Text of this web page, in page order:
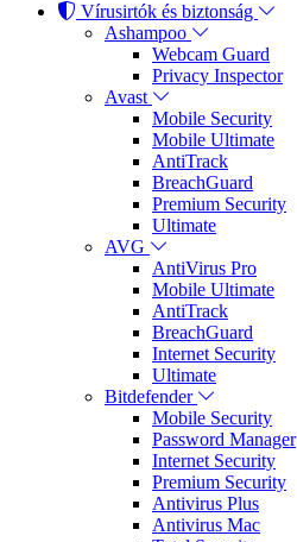
Vírusirtók és biztonság
Ashampoo
Webcam Guard
Privacy Inspector
Avast
Mobile Security
Mobile Ultimate
AntiTrack
BreachGuard
Premium Security
Ultimate
AVG
AntiVirus Pro
Mobile Ultimate
AntiTrack
BreachGuard
Internet Security
Ultimate
Bitdefender
Mobile Security
Password Manager
Internet Security
Premium Security
Antivirus Plus
Antivirus Mac